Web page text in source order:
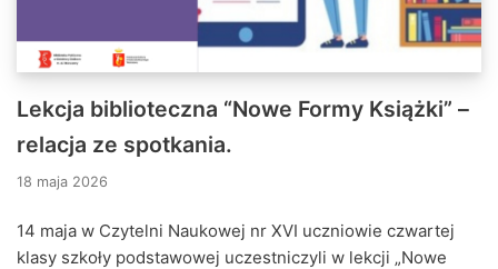
Lekcja biblioteczna “Nowe Formy Książki” –
relacja ze spotkania.
18 maja 2026
14 maja w Czytelni Naukowej nr XVI uczniowie czwartej
klasy szkoły podstawowej uczestniczyli w lekcji „Nowe